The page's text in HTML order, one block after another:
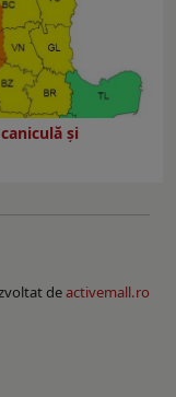
şi
deactivemall.ro